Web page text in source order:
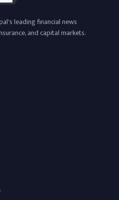
leading financial news
and capital markets.